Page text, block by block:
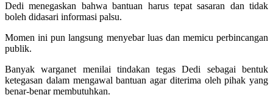
Dedi menegaskan bahwa bantuan harus tepat sasaran dan tidak
boleh didasari informasi palsu.
Momen ini pun langsung menyebar luas dan memicu perbincangan
publik.
Banyak warganet menilai tindakan tegas Dedi sebagai bentuk
ketegasan dalam mengawal bantuan agar diterima oleh pihak yang
benar-benar membutuhkan.